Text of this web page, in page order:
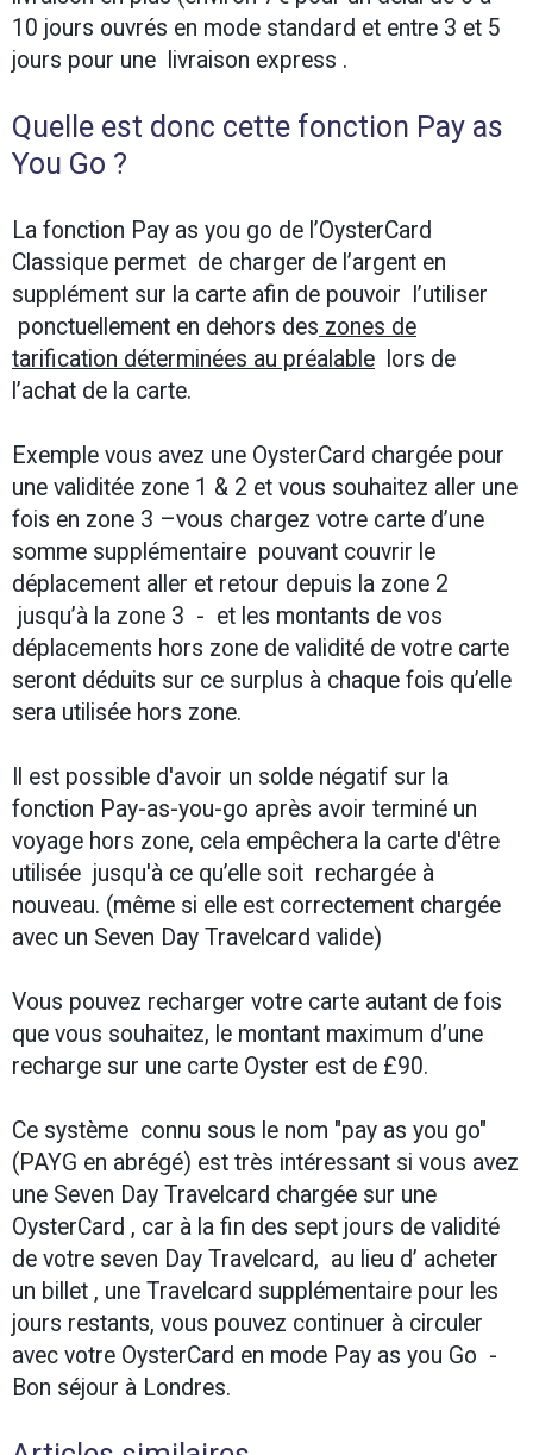
10 jours ouvrés en mode standard et entre 3 et 5
jours pour une livraison express .
Quelle est donc cette fonction Pay as
You Go ?
La fonction Pay as you go de l’OysterCard
Classique permet de charger de l’argent en
supplément sur la carte afin de pouvoir l’utiliser
ponctuellement en dehors des zones de
tarification déterminées au préalable lors de
l’achat de la carte.
Exemple vous avez une OysterCard chargée pour
une validitée zone 1 & 2 et vous souhaitez aller une
fois en zone 3 –vous chargez votre carte d’une
somme supplémentaire pouvant couvrir le
déplacement aller et retour depuis la zone 2
jusqu’à la zone 3 - et les montants de vos
déplacements hors zone de validité de votre carte
seront déduits sur ce surplus à chaque fois qu’elle
sera utilisée hors zone.
Il est possible d'avoir un solde négatif sur la
fonction Pay-as-you-go après avoir terminé un
voyage hors zone, cela empêchera la carte d'être
utilisée jusqu'à ce qu’elle soit rechargée à
nouveau. (même si elle est correctement chargée
avec un Seven Day Travelcard valide)
Vous pouvez recharger votre carte autant de fois
que vous souhaitez, le montant maximum d’une
recharge sur une carte Oyster est de £90.
Ce système connu sous le nom "pay as you go"
(PAYG en abrégé) est très intéressant si vous avez
une Seven Day Travelcard chargée sur une
OysterCard , car à la fin des sept jours de validité
de votre seven Day Travelcard, au lieu d’ acheter
un billet , une Travelcard supplémentaire pour les
jours restants, vous pouvez continuer à circuler
avec votre OysterCard en mode Pay as you Go -
Bon séjour à Londres.